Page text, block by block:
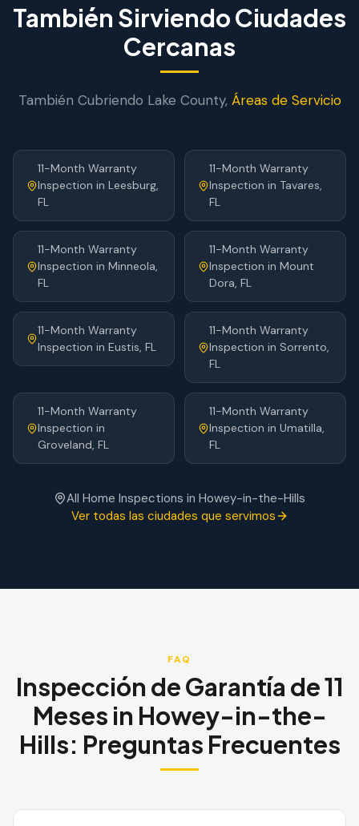
También Sirviendo Ciudades
Cercanas
También Cubriendo Lake County, Áreas de Servicio
11-Month Warranty
Inspection in Leesburg,
FL
11-Month Warranty
Inspection in Tavares,
FL
11-Month Warranty
Inspection in Minneola,
FL
11-Month Warranty
Inspection in Mount
Dora, FL
11-Month Warranty
Inspection in Eustis, FL
11-Month Warranty
Inspection in Sorrento,
FL
11-Month Warranty
Inspection in
Groveland, FL
11-Month Warranty
Inspection in Umatilla,
FL
All Home Inspections in Howey-in-the-Hills
Ver todas las ciudades que servimos
FAQ
Inspección de Garantía de 11
Meses in Howey-in-the-
Hills: Preguntas Frecuentes